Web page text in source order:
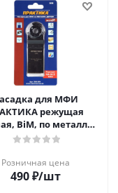
для МФИ
режущая
BiM, по металлу,
34 мм, мелкий
Розничная цена
490₽/шт